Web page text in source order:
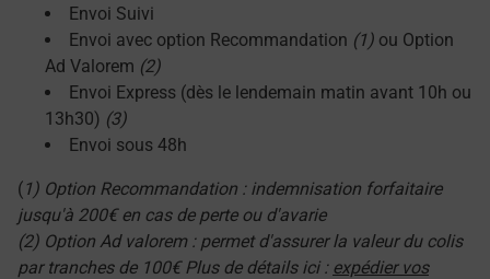
Envoi Suivi
Envoi avec option Recommandation (1) ou Option
Ad Valorem (2)
Envoi Express (dès le lendemain matin avant 10h ou
13h30) (3)
Envoi sous 48h
( 1) Option Recommandation : indemnisation forfaitaire
jusqu'à 200€ en cas de perte ou d'avarie
(2) Option Ad valorem : permet d'assurer la valeur du colis
par tranches de 100€ Plus de détails ici : expédier vos